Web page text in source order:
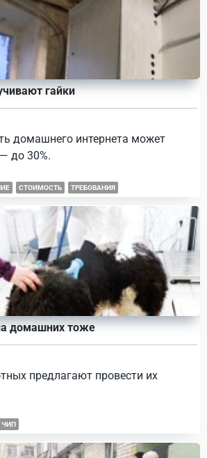
гайки
домашнего интернета может
до 30%.
СТОИМОСТЬ ТРЕБОВАНИЯ
домашних тоже
предлагают провести их
ЧИП